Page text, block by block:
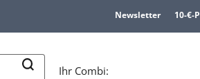
Newsletter 10-€-
Ihr Combi: